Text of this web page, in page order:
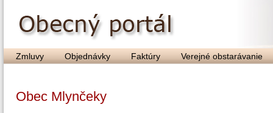
Zmluvy Objednávky Faktúry Verejné obstarávanie
Obec Mlynčeky